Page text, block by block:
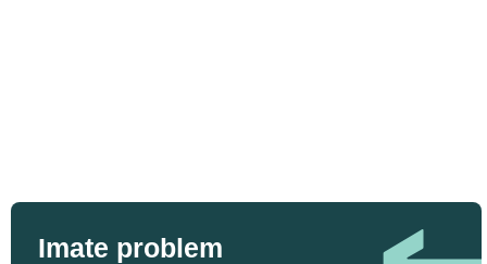
Imate problem